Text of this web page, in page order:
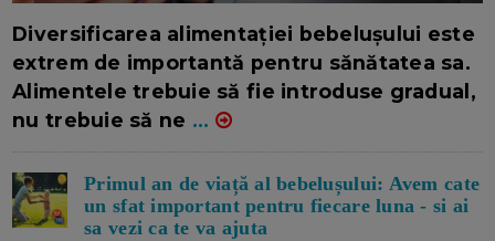
Diversificarea alimentației bebelușului este
extrem de importantă pentru sănătatea sa.
Alimentele trebuie să fie introduse gradual,
nu trebuie să ne ...
Primul an de viață al bebelușului: Avem cate
un sfat important pentru fiecare luna - si ai
sa vezi ca te va ajuta